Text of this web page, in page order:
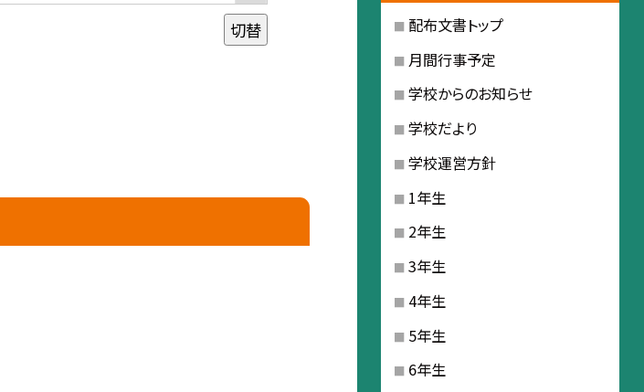
切替
配布文書トップ
月間行事予定
学校からのお知らせ
学校だより
学校運営方針
1年生
2年生
3年生
4年生
5年生
6年生